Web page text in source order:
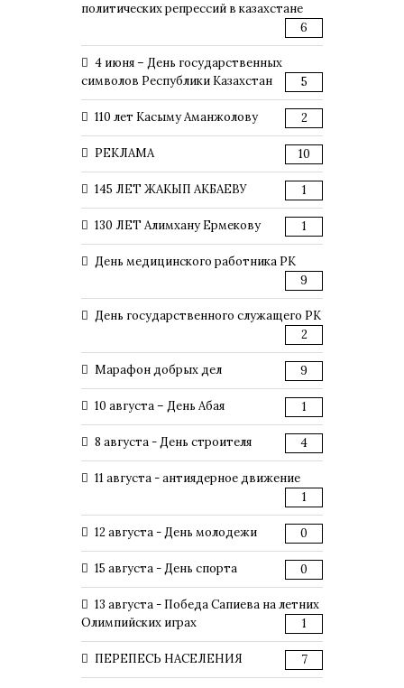
политических репрессий в казахстане
6
4 июня – День государственных
символов Республики Казахстан
5
110 лет Касыму Аманжолову 2
РЕКЛАМА 10
145 ЛЕТ ЖАКЫП АКБАЕВУ 1
130 ЛЕТ Алимхану Ермекову 1
День медицинского работника РК
9
День государственного служащего РК
2
Марафон добрых дел 9
10 августа – День Абая 1
8 августа - День строителя 4
11 августа - антиядерное движение
1
12 августа - День молодежи 0
15 августа - День спорта 0
13 августа - Победа Сапиева на летних
Олимпийских играх
1
ПЕРЕПЕСЬ НАСЕЛЕНИЯ 7